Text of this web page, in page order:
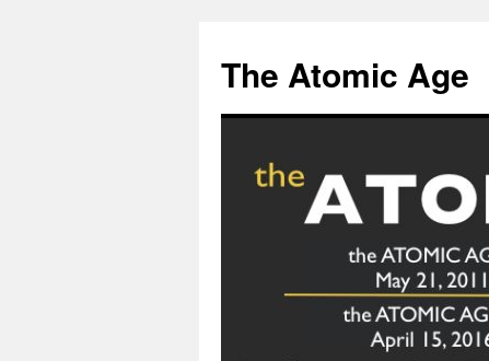
content
The Atomic Age